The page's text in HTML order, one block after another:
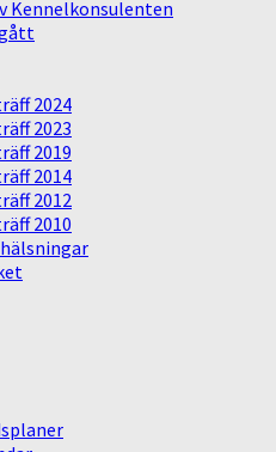
Kennelkonsulenten
2024
2023
2019
2014
2012
2010